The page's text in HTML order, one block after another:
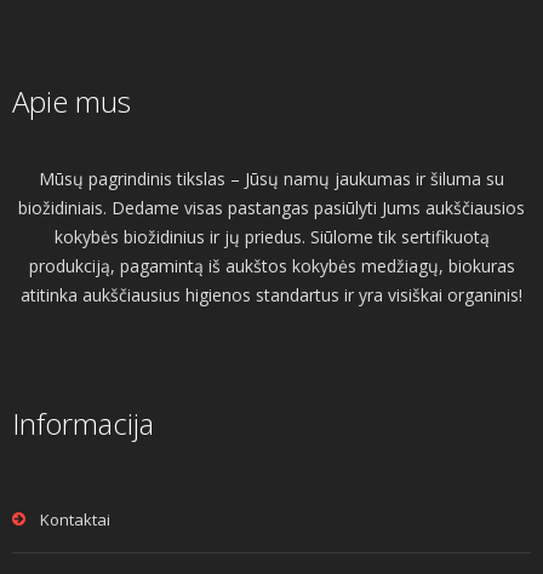
Apie mus
Mūsų pagrindinis tikslas – Jūsų namų jaukumas ir šiluma su
biožidiniais. Dedame visas pastangas pasiūlyti Jums aukščiausios
kokybės biožidinius ir jų priedus. Siūlome tik sertifikuotą
produkciją, pagamintą iš aukštos kokybės medžiagų, biokuras
atitinka aukščiausius higienos standartus ir yra visiškai organinis!
Informacija
Kontaktai